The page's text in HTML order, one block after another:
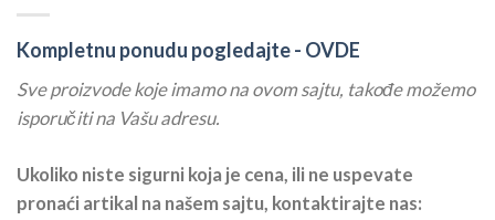
Kompletnu ponudu pogledajte - OVDE
Sve proizvode koje imamo na ovom sajtu, takođe možemo
isporučiti na Vašu adresu.
Ukoliko niste sigurni koja je cena, ili ne uspevate
pronaći artikal na našem sajtu, kontaktirajte nas: